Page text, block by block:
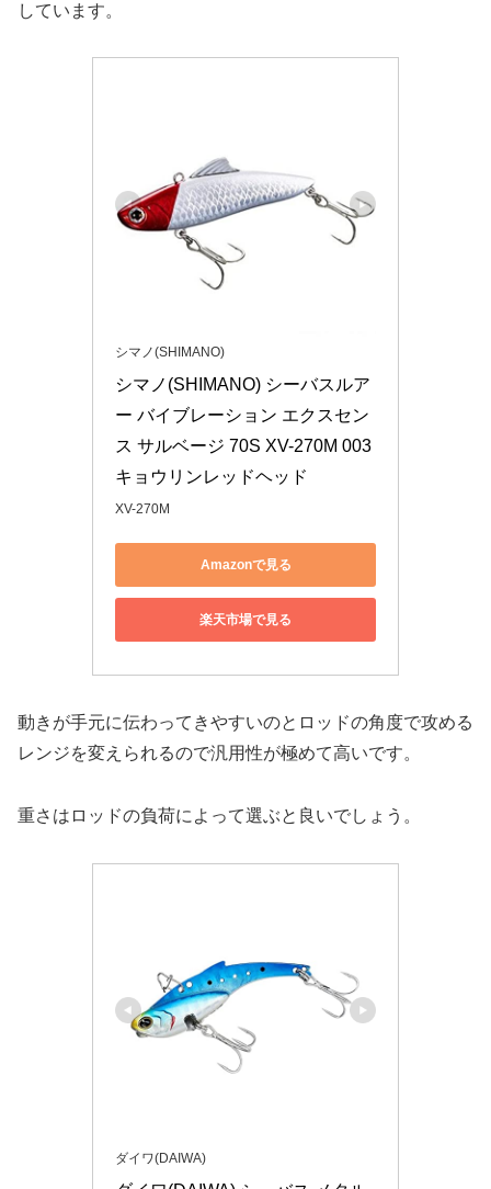
しています。
シマノ(SHIMANO)
シマノ(SHIMANO) シーバスルア
ー バイブレーション エクスセン
ス サルベージ 70S XV-270M 003
キョウリンレッドヘッド
XV-270M
Amazonで見る
楽天市場で見る
動きが手元に伝わってきやすいのとロッドの角度で攻める
レンジを変えられるので汎用性が極めて高いです。
重さはロッドの負荷によって選ぶと良いでしょう。
ダイワ(DAIWA)